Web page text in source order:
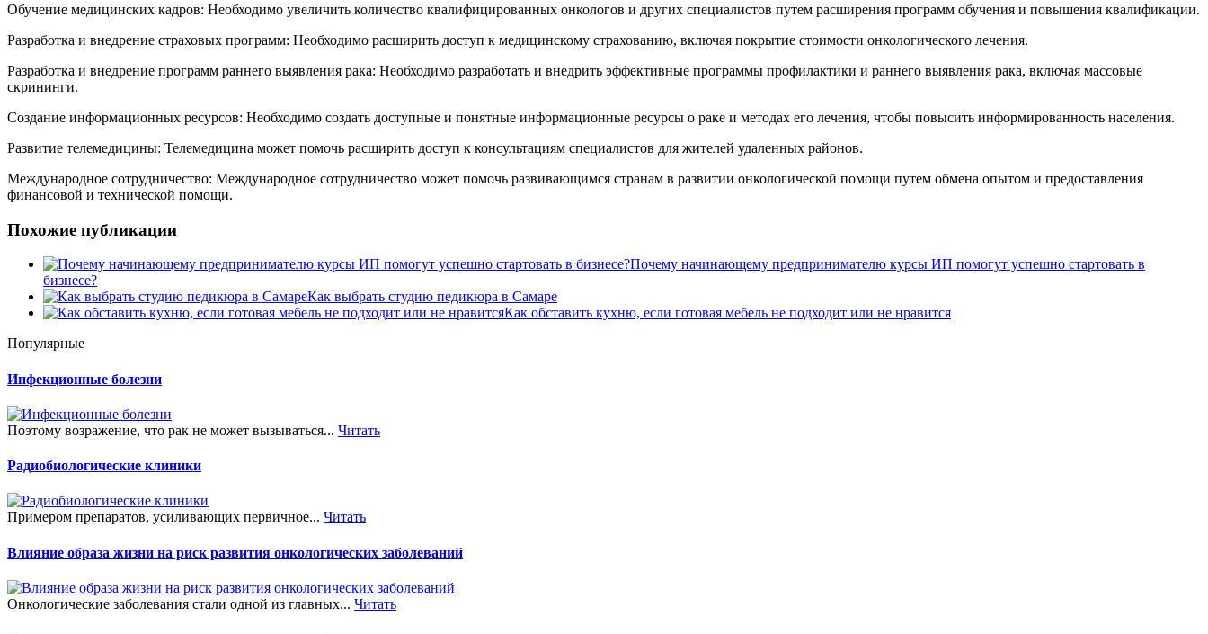
Обучение медицинских кадров: Необходимо увеличить количество квалифицированных онкологов и других специалистов путем расширения программ обучения и повышения квалификации.
Разработка и внедрение страховых программ: Необходимо расширить доступ к медицинскому страхованию, включая покрытие стоимости онкологического лечения.
Разработка и внедрение программ раннего выявления рака: Необходимо разработать и внедрить эффективные программы профилактики и раннего выявления рака, включая массовые
скрининги.
Создание информационных ресурсов: Необходимо создать доступные и понятные информационные ресурсы о раке и методах его лечения, чтобы повысить информированность населения.
Развитие телемедицины: Телемедицина может помочь расширить доступ к консультациям специалистов для жителей удаленных районов.
Международное сотрудничество: Международное сотрудничество может помочь развивающимся странам в развитии онкологической помощи путем обмена опытом и предоставления
финансовой и технической помощи.
Похожие публикации
Почему начинающему предпринимателю курсы ИП помогут успешно стартовать в
бизнесе?
Как выбрать студию педикюра в Самаре
Как обставить кухню, если готовая мебель не подходит или не нравится
Популярные
Инфекционные болезни
Поэтому возражение, что рак не может вызываться... Читать
Радиобиологические клиники
Примером препаратов, усиливающих первичное... Читать
Влияние образа жизни на риск развития онкологических заболеваний
Онкологические заболевания стали одной из главных... Читать